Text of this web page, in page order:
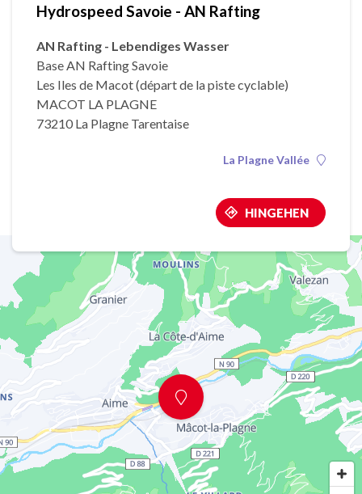
Hydrospeed Savoie - AN Rafting
AN Rafting - Lebendiges Wasser
Base AN Rafting Savoie
Les Iles de Macot (départ de la piste cyclable)
MACOT LA PLAGNE
73210 La Plagne Tarentaise
La Plagne Vallée
HINGEHEN